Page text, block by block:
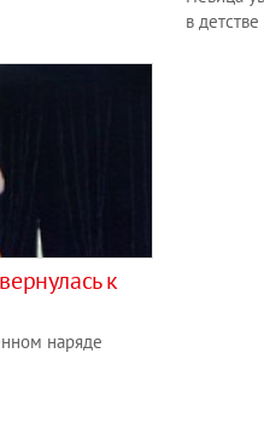
в детстве
к
наряде